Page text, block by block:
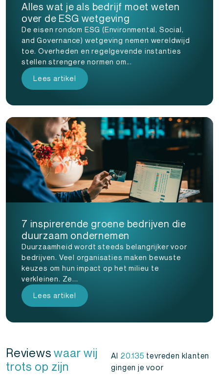
Alles wat je als bedrijf moet weten
over de ESG wetgeving
De eisen rondom ESG (Environmental, Social,
and Governance) wetgeving nemen wereldwijd
toe. Overheden en regelgevende instanties
stellen strengere normen om...
Lees artikel
7 inspirerende groene bedrijven die
duurzaam ondernemen
Duurzaamheid wordt steeds belangrijker voor
bedrijven. Veel organisaties maken bewuste
keuzes om hun impact op het milieu te
verkleinen. Ze...
Lees artikel
Reviewswaar wij
trots op zijn
Al 20.135 tevreden klanten
gingen je voor